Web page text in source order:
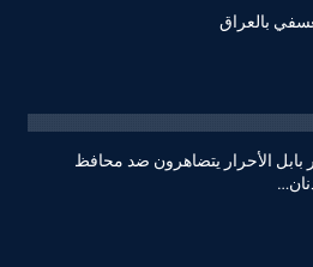
بالعراق
بابل الأحرار يتضاهرون ضد محافظ